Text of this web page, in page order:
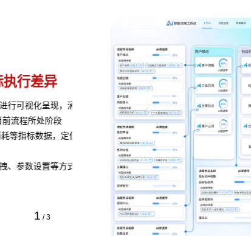
晰展示流程的各
位瓶颈并提供流程
即可快速定义业
1 /3